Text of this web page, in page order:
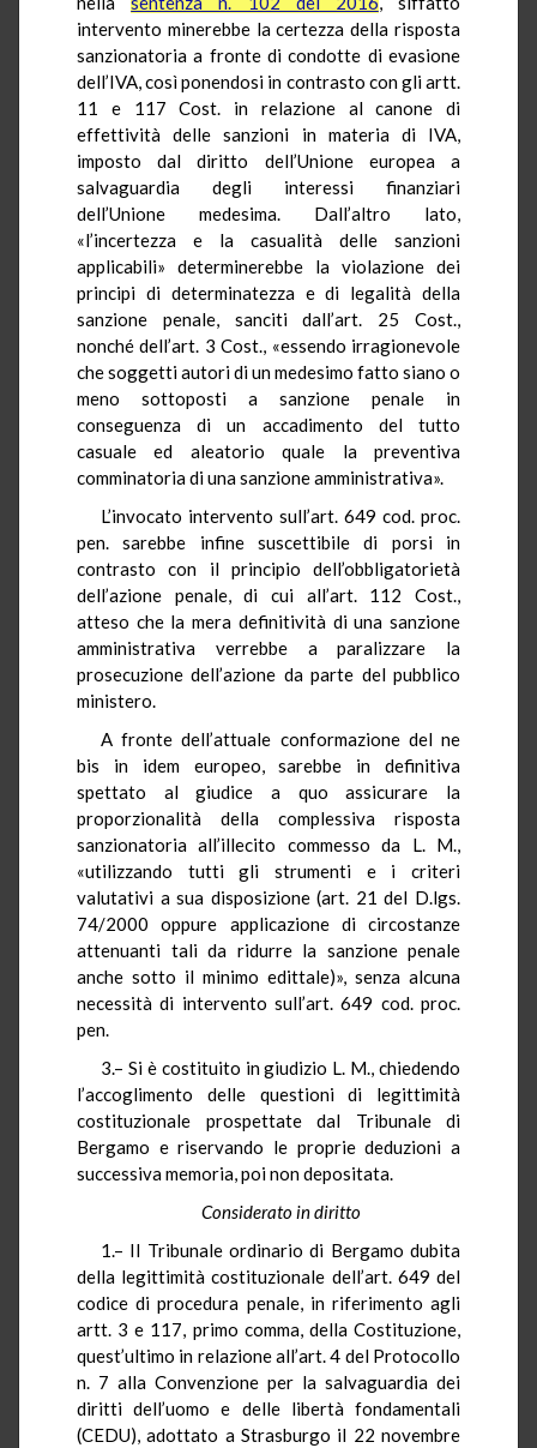
intervento minerebbe la certezza della risposta
sanzionatoria a fronte di condotte di evasione
dell’IVA, così ponendosi in contrasto con gli artt.
11 e 117 Cost. in relazione al canone di
effettività delle sanzioni in materia di IVA,
imposto dal diritto dell’Unione europea a
salvaguardia degli interessi finanziari
dell’Unione medesima. Dall’altro lato,
«l’incertezza e la casualità delle sanzioni
applicabili» determinerebbe la violazione dei
principi di determinatezza e di legalità della
sanzione penale, sanciti dall’art. 25 Cost.,
nonché dell’art. 3 Cost., «essendo irragionevole
che soggetti autori di un medesimo fatto siano o
meno sottoposti a sanzione penale in
conseguenza di un accadimento del tutto
casuale ed aleatorio quale la preventiva
comminatoria di una sanzione amministrativa».
L’invocato intervento sull’art. 649 cod. proc.
pen. sarebbe infine suscettibile di porsi in
contrasto con il principio dell’obbligatorietà
dell’azione penale, di cui all’art. 112 Cost.,
atteso che la mera definitività di una sanzione
amministrativa verrebbe a paralizzare la
prosecuzione dell’azione da parte del pubblico
ministero.
A fronte dell’attuale conformazione del ne
bis in idem europeo, sarebbe in definitiva
spettato al giudice a quo assicurare la
proporzionalità della complessiva risposta
sanzionatoria all’illecito commesso da L. M.,
«utilizzando tutti gli strumenti e i criteri
valutativi a sua disposizione (art. 21 del D.lgs.
74/2000 oppure applicazione di circostanze
attenuanti tali da ridurre la sanzione penale
anche sotto il minimo edittale)», senza alcuna
necessità di intervento sull’art. 649 cod. proc.
pen.
3.– Si è costituito in giudizio L. M., chiedendo
l’accoglimento delle questioni di legittimità
costituzionale prospettate dal Tribunale di
Bergamo e riservando le proprie deduzioni a
successiva memoria, poi non depositata.
Considerato in diritto
1.– Il Tribunale ordinario di Bergamo dubita
della legittimità costituzionale dell’art. 649 del
codice di procedura penale, in riferimento agli
artt. 3 e 117, primo comma, della Costituzione,
quest’ultimo in relazione all’art. 4 del Protocollo
n. 7 alla Convenzione per la salvaguardia dei
diritti dell’uomo e delle libertà fondamentali
(CEDU), adottato a Strasburgo il 22 novembre